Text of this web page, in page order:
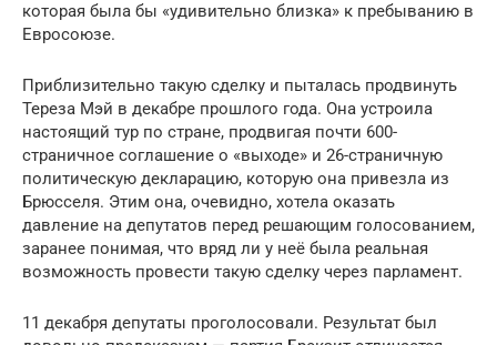
которая была бы «удивительно близка» к пребыванию в
Евросоюзе.
Приблизительно такую сделку и пыталась продвинуть
Тереза Мэй в декабре прошлого года. Она устроила
настоящий тур по стране, продвигая почти 600-
страничное соглашение о «выходе» и 26-страничную
политическую декларацию, которую она привезла из
Брюсселя. Этим она, очевидно, хотела оказать
давление на депутатов перед решающим голосованием,
заранее понимая, что вряд ли у неё была реальная
возможность провести такую сделку через парламент.
11 декабря депутаты проголосовали. Результат был